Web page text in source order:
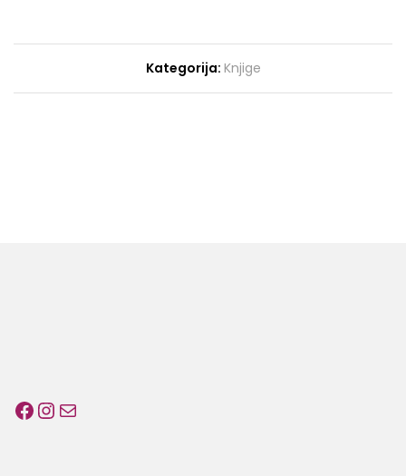
Kategorija: Knjige
Facebook
Instagram
E-pošta